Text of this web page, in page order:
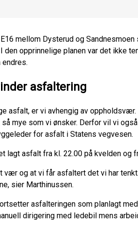
mellom Dysterud og
den opprinnelige planen var det ikke
endres.
asfaltering
asfalt, er vi avhengig av
mye som vi ønsker. Derfor vil vi
for asfalt i Statens vegvesen.
lagt asfalt fra kl. 22.00 på kvelden og
vær og at vi får asfaltert det vi har
sier Marthinussen.
asfalteringen som planlagt
dirigering med ledebil mens